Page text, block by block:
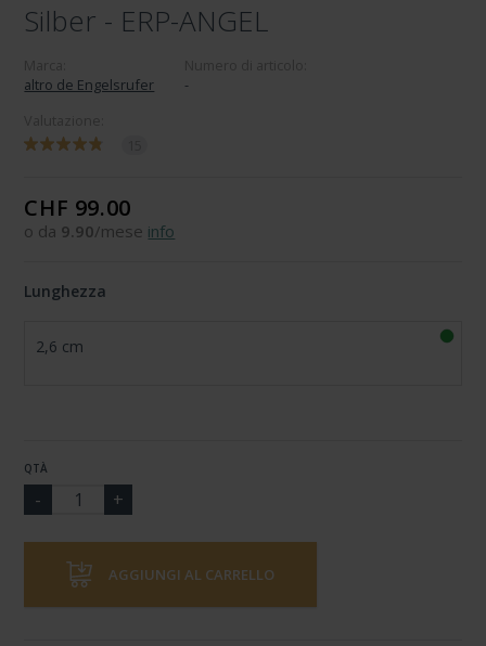
Silber - ERP-ANGEL
altro de Engelsrufer
-
CHF 99.00
o da 9.90/mese info
Lunghezza
2,6 cm
QTÀ
AGGIUNGI AL CARRELLO